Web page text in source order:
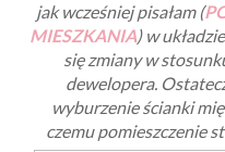
jak wcześniej pisałam (
MIESZKANIA) w
się zmiany w
dewelopera.
wyburzenie ścianki
czemu pomieszczenie